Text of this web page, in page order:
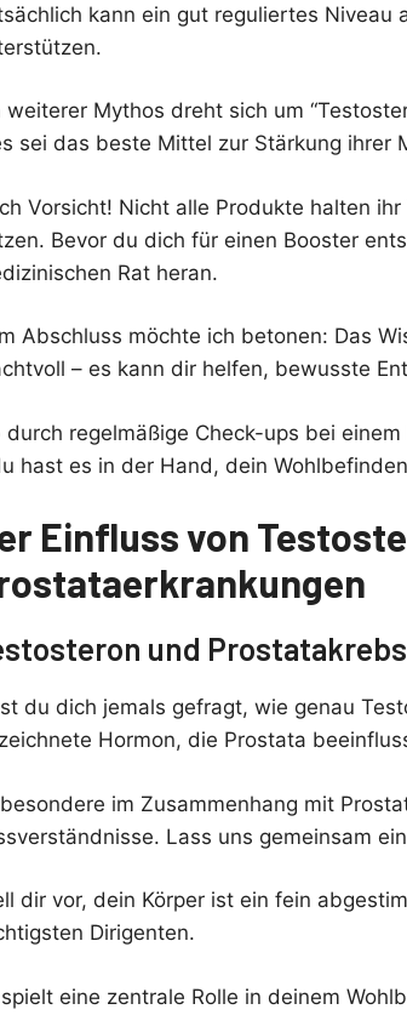
kann ein gut reguliertes
weiterer Mythos dreht sich um
sei das beste Mittel zur Stärkung ihrer
Vorsicht! Nicht alle Produkte halten
Bevor du dich für einen Booster
Rat heran.
Abschluss möchte ich betonen: Das
– es kann dir helfen, bewusste
durch regelmäßige Check-ups bei
hast es in der Hand, dein
Einfluss von
und Prostatakrebs
du dich jemals gefragt, wie genau
Hormon, die Prostata
im Zusammenhang mit
Lass uns gemeinsam
dir vor, dein Körper ist ein fein
Dirigenten.
spielt eine zentrale Rolle in deinem